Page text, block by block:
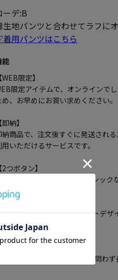
ーデ:B
生地パンツと合わせてラフに
用パンツはこちら
能
【WEB限定】
限定アイテムで、オンラインで
め、お早めにお買い求めください。
【即納】
納商品で、注文後すぐに発送され
用いただけるサービスです。
【2つボタン】
2つボタンのデザインで、クラシッ
センターベント】
り込みが1本のセンターベントデザ
着心地を提供します
【通年】
通年使えるアイテムで、季節を問わ